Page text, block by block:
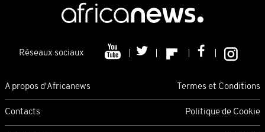
Réseaux sociaux
A propos d'Africanews Termes et Conditions
Contacts Politique de Cookie